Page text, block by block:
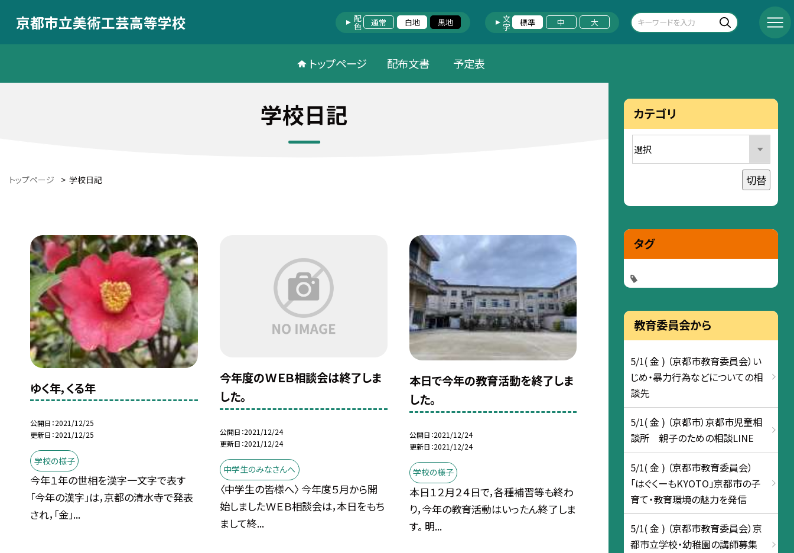
京都市立美術工芸高等学校 配色 通常 白地 黒地 文字 標準 中 大
トップページ 配布文書 予定表
学校日記
トップページ > 学校日記
ゆく年，くる年
公開日 2021/12/25
更新日 2021/12/25
学校の様子
今年１年の世相を漢字一文字で表す
「今年の漢字」は，京都の清水寺で発表
され，「金」...
今年度のＷＥＢ相談会は終了しま
した。
公開日 2021/12/24
更新日 2021/12/24
中学生のみなさんへ
〈中学生の皆様へ〉 今年度５月から開
始しましたＷＥＢ相談会は，本日をもち
まして終...
本日で今年の教育活動を終了しま
した。
公開日 2021/12/24
更新日 2021/12/24
学校の様子
本日１２月２４日で，各種補習等も終わ
り，今年の教育活動はいったん終了しま
す。 明...
カテゴリ
切替
タグ
教育委員会から
5/1( 金 ) （京都市教育委員会）い
じめ・暴力行為などについての相
談先
5/1( 金 ) （京都市）京都市児童相
談所 親子のための相談LINE
5/1( 金 ) （京都市教育委員会）
「はぐくーもKYOTO」京都市の子
育て・教育環境の魅力を発信
5/1( 金 ) （京都市教育委員会）京
都市立学校・幼稚園の講師募集